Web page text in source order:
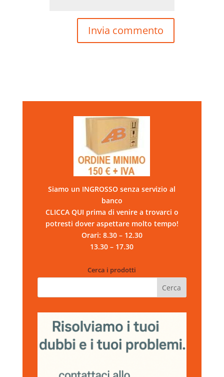
Siamo un INGROSSO senza servizio al
banco
CLICCA QUI prima di venire a trovarci o
potresti dover aspettare molto tempo!
Orari: 8.30 – 12.30
13.30 – 17.30
Cerca i prodotti